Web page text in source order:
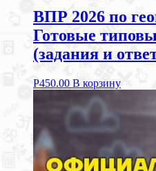
ВПР 2026 по
Готовые
(задания и
Р450.00 В корзину